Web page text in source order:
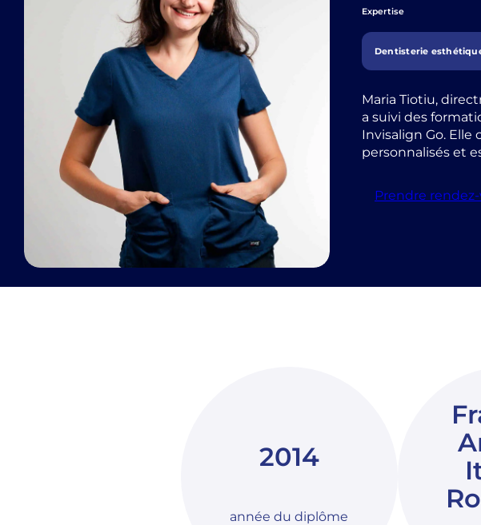
Expertise
Dentisterie
Maria Tiotiu,
a suivi des
Invisalign Go. Elle
personnalisés et
Prendre
2014
année du diplôme